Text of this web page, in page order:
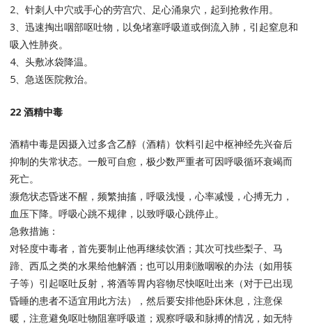
2、针刺人中穴或手心的劳宫穴、足心涌泉穴，起到抢救作用。
3、迅速掏出咽部呕吐物，以免堵塞呼吸道或倒流入肺，引起窒息和
吸入性肺炎。
4、头敷冰袋降温。
5、急送医院救治。
22 酒精中毒
酒精中毒是因摄入过多含乙醇（酒精）饮料引起中枢神经先兴奋后
抑制的失常状态。一般可自愈，极少数严重者可因呼吸循环衰竭而
死亡。
濒危状态昏迷不醒，频繁抽搐，呼吸浅慢，心率减慢，心搏无力，
血压下降。呼吸心跳不规律，以致呼吸心跳停止。
急救措施：
对轻度中毒者，首先要制止他再继续饮酒；其次可找些梨子、马
蹄、西瓜之类的水果给他解酒；也可以用刺激咽喉的办法（如用筷
子等）引起呕吐反射，将酒等胃内容物尽快呕吐出来（对于已出现
昏睡的患者不适宜用此方法），然后要安排他卧床休息，注意保
暖，注意避免呕吐物阻塞呼吸道；观察呼吸和脉搏的情况，如无特